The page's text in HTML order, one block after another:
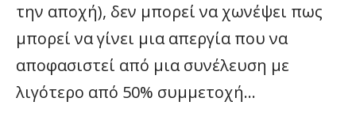
την αποχή), δεν μπορεί να χωνέψει πως
μπορεί να γίνει μια απεργία που να
αποφασιστεί από μια συνέλευση με
λιγότερο από 50% συμμετοχή…